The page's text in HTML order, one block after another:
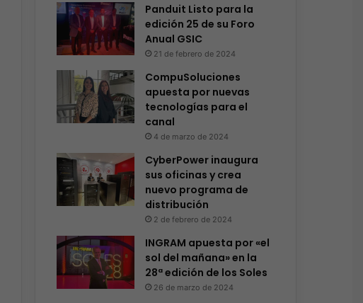
Panduit Listo para la
edición 25 de su Foro
Anual GSIC
21 de febrero de 2024
CompuSoluciones
apuesta por nuevas
tecnologías para el
canal
4 de marzo de 2024
CyberPower inaugura
sus oficinas y crea
nuevo programa de
distribución
2 de febrero de 2024
INGRAM apuesta por «el
sol del mañana» en la
28ª edición de los Soles
26 de marzo de 2024